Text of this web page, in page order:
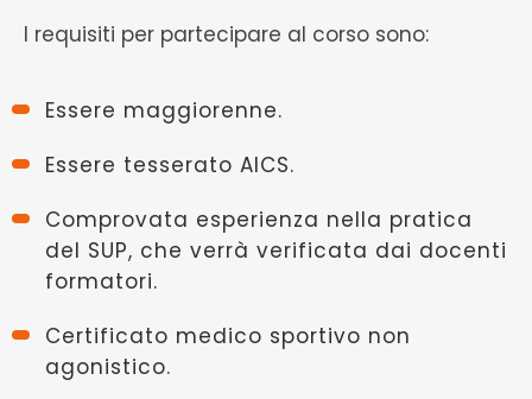
I requisiti per partecipare al corso sono:
Essere maggiorenne.
Essere tesserato AICS.
Comprovata esperienza nella pratica
del SUP, che verrà verificata dai docenti
formatori.
Certificato medico sportivo non
agonistico.